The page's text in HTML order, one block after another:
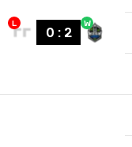
L
0 : 2
W